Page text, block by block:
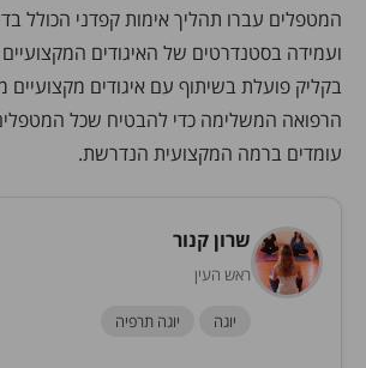
המטפלים עברו תהליך אימות קפדני הכולל
ועמידה בסטנדרטים של האיגודים
בקליק פועלת בשיתוף עם איגודים מקצועיים
הרפואה המשלימה כדי להבטיח שכל
עומדים ברמה המקצועית הנדרשת.
שרון קנור
ראש העין
יוגה יוגה תרפיה